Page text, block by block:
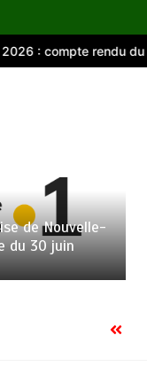
compte rendu du SNJ
de Nouvelle-
du 30 juin